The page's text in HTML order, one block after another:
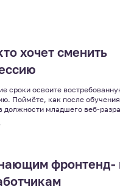
хочет сменить
сроки освоите
Поймёте, как после
должности младшего веб-
фронтенд-